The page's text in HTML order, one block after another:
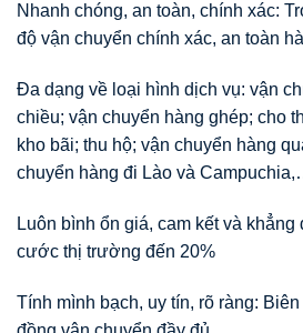
Nhanh chóng, an toàn, chính xác:
độ vận chuyển chính xác, an toàn
Đa dạng về loại hình dịch vụ: vận
chiều; vận chuyển hàng ghép; cho
kho bãi; thu hộ; vận chuyển hàng
chuyển hàng đi Lào và
Luôn bình ổn giá, cam kết và
cước thị trường đến 20%
Tính mình bạch, uy tín, rõ ràng: